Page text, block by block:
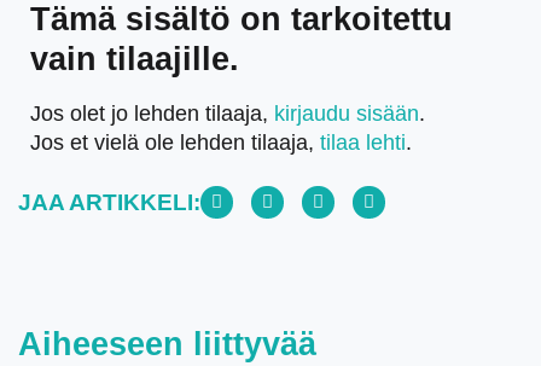
Tämä sisältö on tarkoitettu
vain tilaajille.
Jos olet jo lehden tilaaja, kirjaudu sisään.
Jos et vielä ole lehden tilaaja, tilaa lehti.
JAA ARTIKKELI:
Aiheeseen liittyvää